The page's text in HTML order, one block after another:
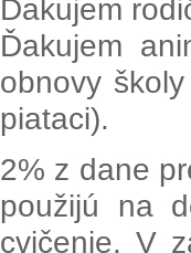
Ďakujem
Ďakujem
obnovy
piataci).
2% z dane
použijú na
cvičenie. V